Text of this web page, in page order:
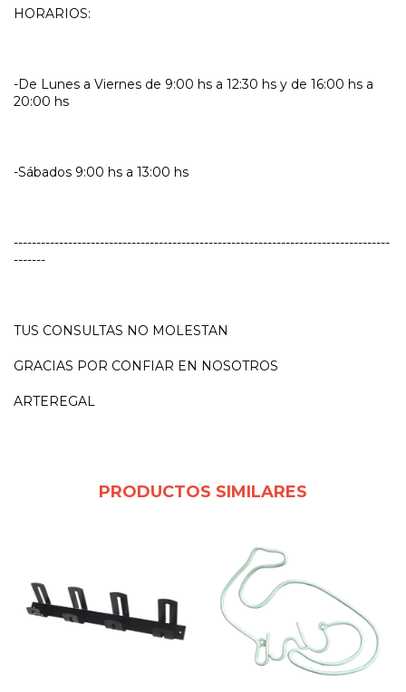
HORARIOS:
-De Lunes a Viernes de 9:00 hs a 12:30 hs y de 16:00 hs a
20:00 hs
-Sábados 9:00 hs a 13:00 hs
-----------------------------------------------------------------------------------
-------
TUS CONSULTAS NO MOLESTAN
GRACIAS POR CONFIAR EN NOSOTROS
ARTEREGAL
PRODUCTOS SIMILARES